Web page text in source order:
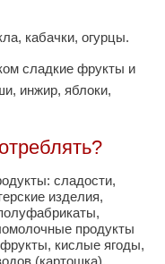
кабачки, огурцы.
сладкие фрукты и
инжир, яблоки,
сладости,
изделия,
продукты
кислые ягоды,